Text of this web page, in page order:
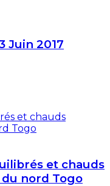
Juin 2017
et chauds
nord Togo